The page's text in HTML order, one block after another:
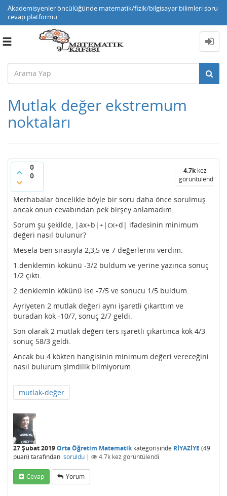
Akademisyenler öncülüğünde matematik/fizik/bilgisayar bilimleri soru
cevap platformu
Toggle
Mutlak değer ekstremum
noktaları
0
0
4.7kkez
görüntülendi
Merhabalar öncelikle böyle bir soru daha önce sorulmuş
ancak onun cevabından pek birşey anlamadım.
Sorum şu şekilde, |ax+b|+|cx+d| ifadesinin minimum
değeri nasıl bulunur?
Mesela ben sırasıyla 2,3,5 ve 7 değerlerini verdim.
1.denklemin kökünü -3/2 buldum ve yerine yazınca sonuç
1/2 çıktı.
2.denklemin kökünü ise -7/5 ve sonucu 1/5 buldum.
Ayriyeten 2 mutlak değeri aynı işaretli çıkarttım ve
buradan kök -10/7, sonuç 2/7 geldi.
Son olarak 2 mutlak değeri ters işaretli çıkartınca kök 4/3
sonuç 58/3 geldi.
Ancak bu 4 kökten hangisinin minimum değeri vereceğini
nasıl bulurum şimdilik bilmiyorum.
mutlak-değer
27 Şubat 2019Orta Öğretim Matematikkategorisinde RİYAZİYE (49
puan) tarafından soruldu | 4.7k kez görüntülendi
Cevap Yorum